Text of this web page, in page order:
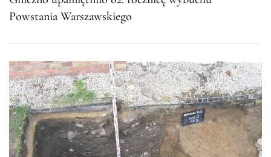
Powstania Warszawskiego